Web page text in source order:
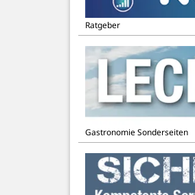
Ratgeber
Gastronomie Sonderseiten